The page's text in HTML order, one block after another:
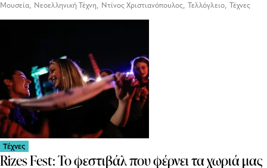
Μουσεία, Νεοελληνική Τέχνη, Ντίνος Χριστιανόπουλος, Τελλόγλειο, Τέχνες
Τέχνες
Rizes Fest: Το φεστιβάλ που φέρνει τα χωριά μας